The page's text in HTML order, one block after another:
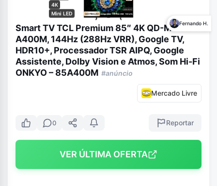
4K
Mini LED
Fernando H.
Smart TV TCL Premium 85″ 4K QD-Mini LED
A400M, 144Hz (288Hz VRR), Google TV,
HDR10+, Processador TSR AIPQ, Google
Assistente, Dolby Vision e Atmos, Som Hi-Fi
ONKYO – 85A400M #anúncio
Mercado Livre
0 Reportar
VER ÚLTIMA OFERTA